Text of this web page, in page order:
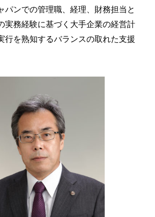
パンでの管理職、経理、財務担当と
実務経験に基づく大手企業の経営計
行を熟知するバランスの取れた支援